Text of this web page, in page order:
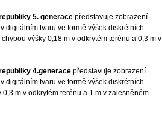
5. generace představuje zobrazení
digitálním tvaru ve formě výšek diskrétních
výšky 0,18 m v odkrytém terénu a 0,3 m v
4.generace představuje zobrazení
digitálním tvaru ve formě výšek diskrétních
m v odkrytém terénu a 1 m v zalesněném